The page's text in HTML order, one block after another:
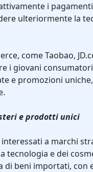
i
ulteriormente la
come Taobao,
i giovani
e promozioni
e prodotti unici
interessati a marchi
tecnologia e dei
di beni importati, con